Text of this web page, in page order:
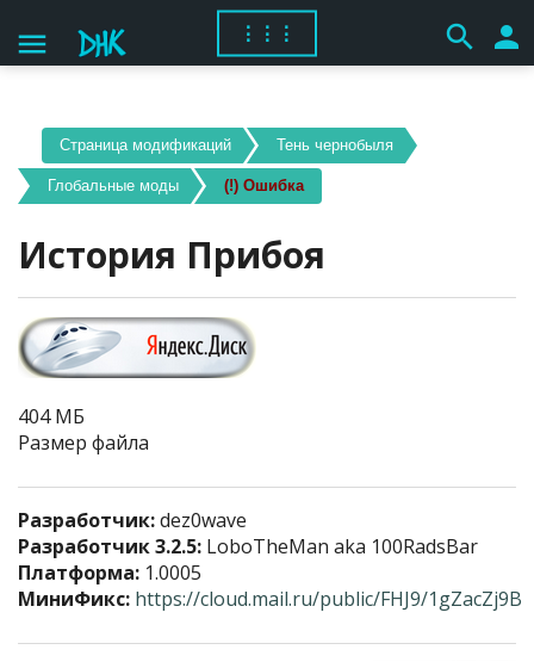
menu ⋮⋮⋮ search person
Cтраница модификаций Тень чернобыля
Глобальные моды (!) Ошибка
История Прибоя
404 МБ
Размер файла
Разработчик:dez0wave
Разработчик 3.2.5: LoboTheMan aka 100RadsBar
Платформа: 1.0005
МиниФикс: https://cloud.mail.ru/public/FHJ9/1gZacZj9B